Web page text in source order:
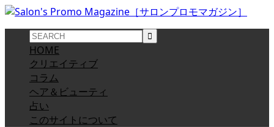
HOME
クリエイティブ
コラム
ヘア＆ビューティ
占い
このサイトについて